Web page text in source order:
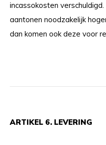
incassokosten
aantonen noodzakelijk
dan komen ook deze voor
ARTIKEL 6. LEVERING